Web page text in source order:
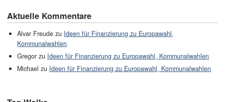
Aktuelle Kommentare
Alvar Freude zu Ideen für Finanzierung zu Europawahl,
Kommunalwahlen
Gregor zu Ideen für Finanzierung zu Europawahl, Kommunalwahlen
Michael zu Ideen für Finanzierung zu Europawahl, Kommunalwahlen